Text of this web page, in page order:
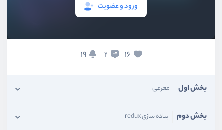
ورود و عضویت
16
2
19
بخش اول معرفی
بخش دوم پیاده سازی redux